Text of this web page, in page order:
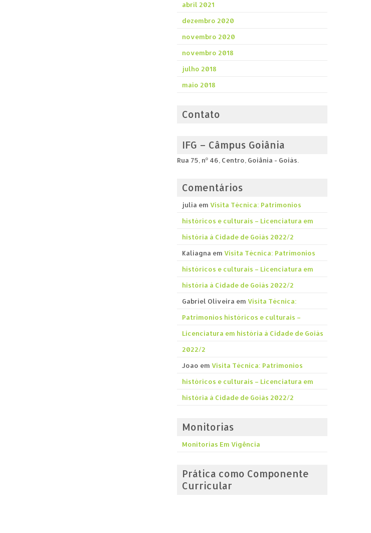
abril 2021
dezembro 2020
novembro 2020
novembro 2018
julho 2018
maio 2018
Contato
IFG – Câmpus Goiânia
Rua 75, nº 46, Centro, Goiânia - Goiás.
Comentários
julia em Visita Técnica: Patrimonios
históricos e culturais – Licenciatura em
história á Cidade de Goiás 2022/2
Kaliagna em Visita Técnica: Patrimonios
históricos e culturais – Licenciatura em
história á Cidade de Goiás 2022/2
Gabriel Oliveira em Visita Técnica:
Patrimonios históricos e culturais –
Licenciatura em história á Cidade de Goiás
2022/2
Joao em Visita Técnica: Patrimonios
históricos e culturais – Licenciatura em
história á Cidade de Goiás 2022/2
Monitorias
Monitorias Em Vigência
Prática como Componente
Curricular